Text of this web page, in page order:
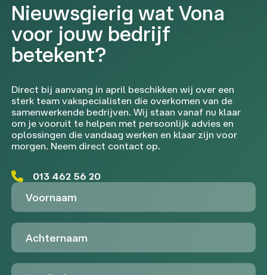
Nieuwsgierig wat Vona
voor jouw bedrijf
betekent?
Direct bij aanvang in april beschikken wij over een
sterk team vakspecialisten die overkomen van de
samenwerkende bedrijven. Wij staan vanaf nu klaar
om je vooruit te helpen met persoonlijk advies en
oplossingen die vandaag werken en klaar zijn voor
morgen. Neem direct contact op.
013 462 56 20
Voornaam
Achternaam
Emailadres